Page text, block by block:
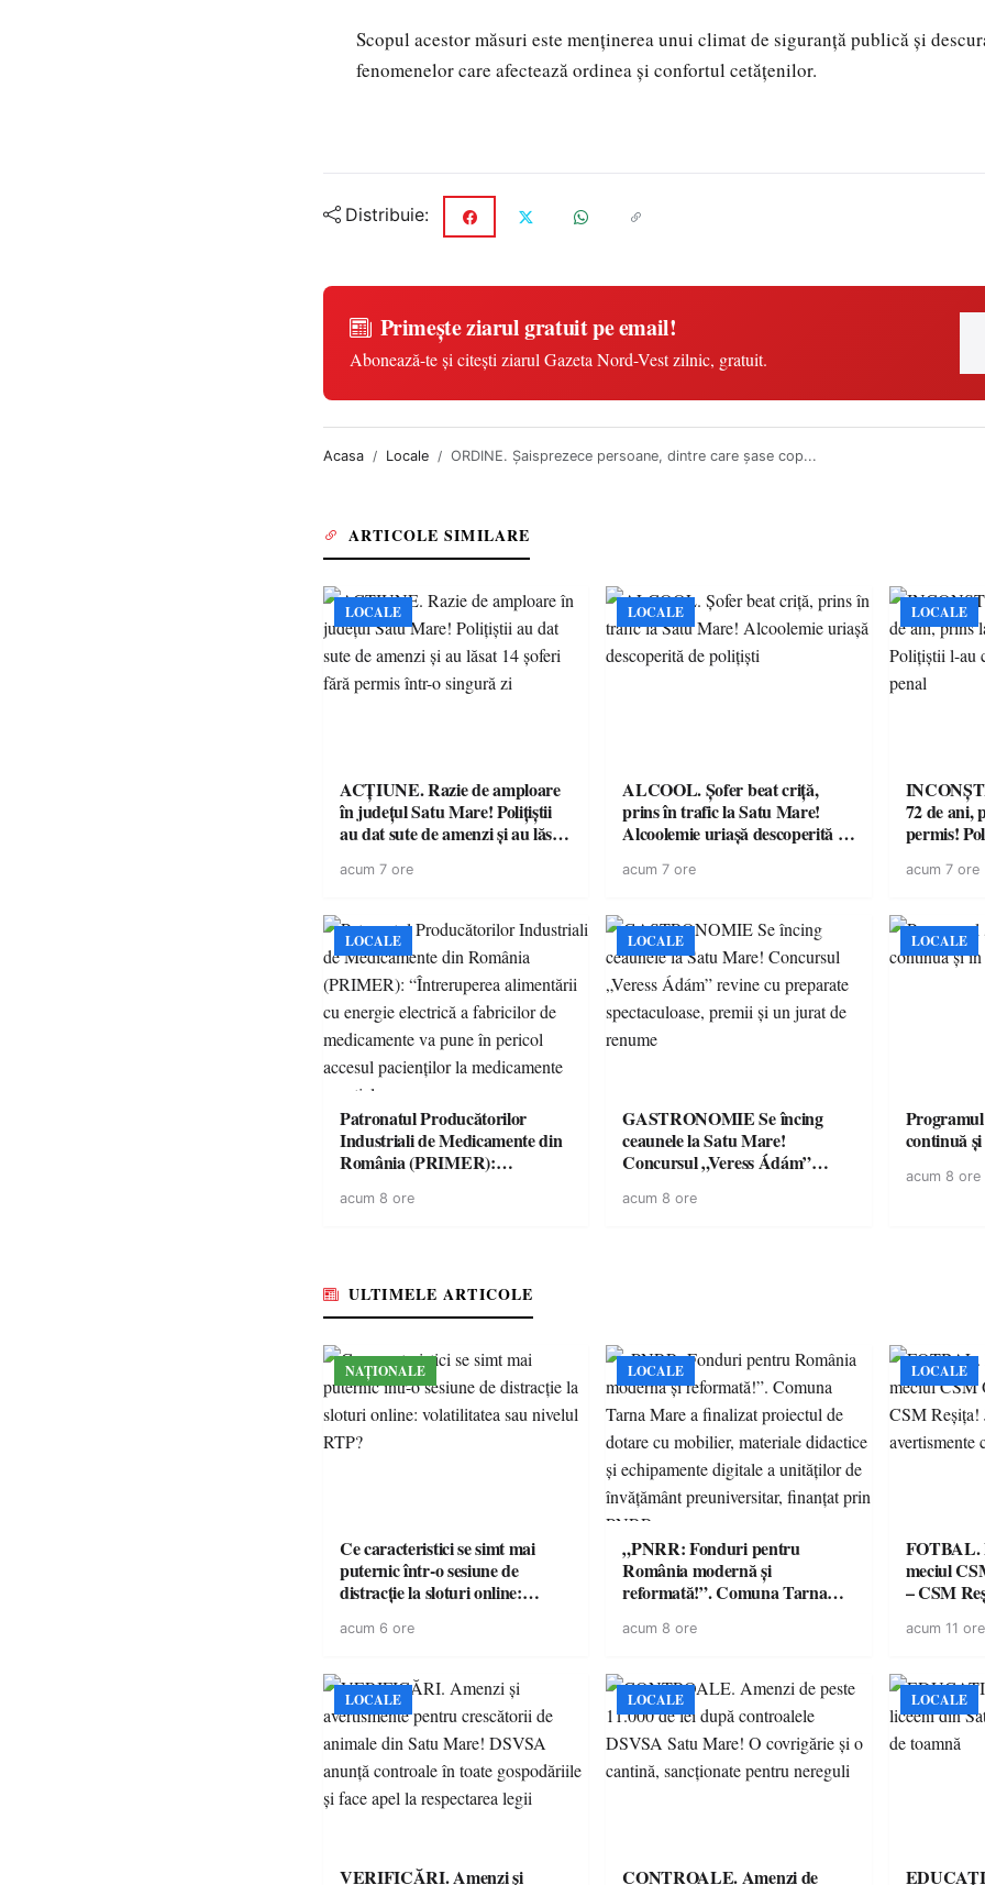
Scopul acestor măsuri este menținerea unui climat de siguranță publică și
fenomenelor care afectează ordinea și confortul cetățenilor.
Distribuie:
Primește ziarul gratuit pe email!
Abonează-te și citești ziarul Gazeta Nord-Vest zilnic, gratuit.
Acasa Locale ORDINE. Șaisprezece persoane, dintre care șase cop...
ARTICOLE SIMILARE
LOCALE
ACȚIUNE. Razie de amploare
în județul Satu Mare! Polițiștii
au dat sute de amenzi și au lăsat
singură zi
acum 7 ore
LOCALE
ALCOOL. Șofer beat criță,
prins în trafic la Satu Mare!
Alcoolemie uriașă descoperită de
acum 7 ore
LOCALE
72 de ani,
permis!
acum 7 ore
LOCALE
Patronatul Producătorilor
Industriali de Medicamente din
România (PRIMER):
energie electrică a fabricilor de
acum 8 ore
LOCALE
GASTRONOMIE Se încing
ceaunele la Satu Mare!
Concursul „Veress Ádám”
spectaculoase, premii și un jurat
acum 8 ore
LOCALE
continuă
acum 8 ore
ULTIMELE ARTICOLE
NAȚIONALE
Ce caracteristici se simt mai
puternic într-o sesiune de
distracție la sloturi online:
acum 6 ore
LOCALE
„PNRR: Fonduri pentru
România modernă și
reformată!”. Comuna Tarna
dotare cu mobilier, materiale
a unităților de învățământ
preuniversitar, finanțat prin
PNRR
acum 8 ore
LOCALE
FOTBAL.
meciul
– CSM
suporteri
acum 11 ore
LOCALE
VERIFICĂRI. Amenzi și
LOCALE
CONTROALE. Amenzi de
LOCALE